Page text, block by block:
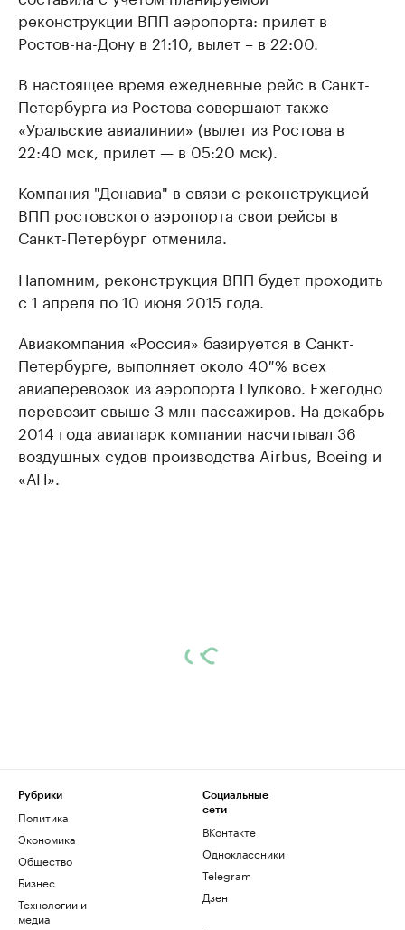
реконструкции ВПП аэропорта: прилет в
Ростов-на-Дону в 21:10, вылет – в 22:00.
В настоящее время ежедневные рейс в Санкт-
Петербурга из Ростова совершают также
«Уральские авиалинии» (вылет из Ростова в
22:40 мск, прилет — в 05:20 мск).
Компания "Донавиа" в связи с реконструкцией
ВПП ростовского аэропорта свои рейсы в
Санкт-Петербург отменила.
Напомним, реконструкция ВПП будет проходить
с 1 апреля по 10 июня 2015 года.
Авиакомпания «Россия» базируется в Санкт-
Петербурге, выполняет около 40 % всех
авиаперевозок из аэропорта Пулково. Ежегодно
перевозит свыше 3 млн пассажиров. На декабрь
2014 года авиапарк компании насчитывал 36
воздушных судов производства Airbus, Boeing и
«АН».
Рубрики
Политика
Экономика
Общество
Бизнес
Технологии и
медиа
Социальные
сети
ВКонтакте
Одноклассники
Telegram
Дзен